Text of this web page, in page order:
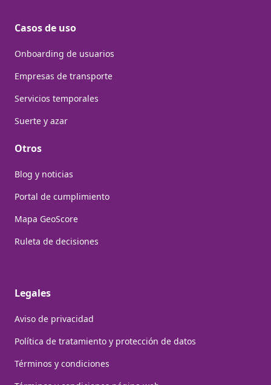
Casos de uso
Onboarding de usuarios
Empresas de transporte
Servicios temporales
Suerte y azar
Otros
Blog y noticias
Portal de cumplimiento
Mapa GeoScore
Ruleta de decisiones
Legales
Aviso de privacidad
Política de tratamiento y protección de datos
Términos y condiciones